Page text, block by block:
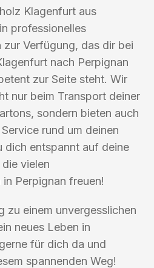
Klagenfurt aus
professionelles
zur Verfügung, das dir bei
nach Perpignan
zur Seite steht. Wir
nur beim Transport deiner
sondern bieten auch
rund um deinen
dich entspannt auf deine
vielen
Perpignan freuen!
zu einem unvergesslichen
neues Leben in
für dich da und
spannenden Weg!